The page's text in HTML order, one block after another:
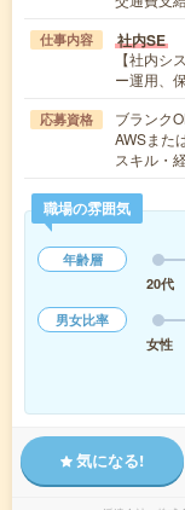
仕事内容 社内SE
【社内シ
ー運用、
応募資格
ブランク
AWSまた
スキル・
職場の雰囲気
年齢層
20代
男女比率
女性
気になる!